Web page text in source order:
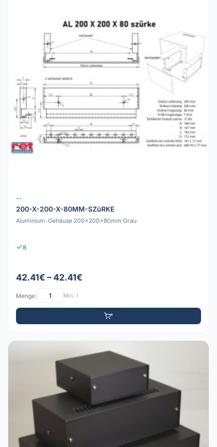
--
200-X-200-X-80MM-SZüRKE
Aluminium-Gehäuse 200x200x80mm Grau
8
42.41€ – 42.41€
Menge: Min: 1